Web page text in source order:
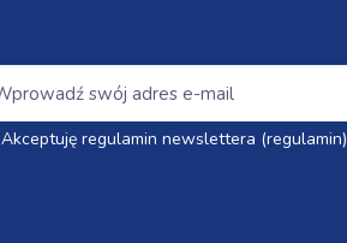
Akceptuję regulamin newslettera (regulamin)